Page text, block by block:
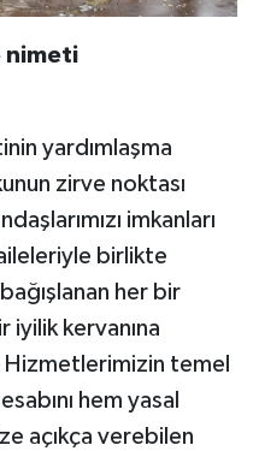
nimeti
yardımlaşma
zirve noktası
imkanları
birlikte
her bir
iyilik kervanına
Hizmetlerimizin temel
hem yasal
açıkça verebilen